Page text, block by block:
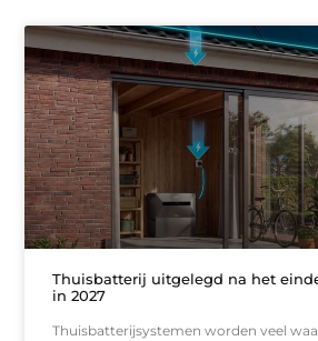
Thuisbatterij uitgelegd na het
in 2027
Thuisbatterijsystemen worden veel